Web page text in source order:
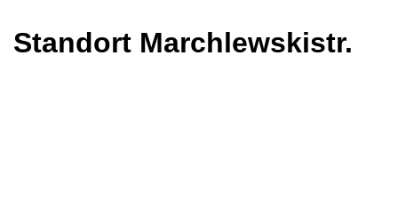
Standort Marchlewskistr.